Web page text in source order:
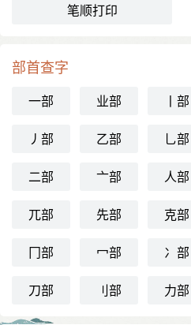
笔顺打印
部首查字
一部 业部 丨部
丿部 乙部 乚部
二部 亠部 人部
兀部 先部 克部
冂部 冖部 冫部
刀部 刂部 力部